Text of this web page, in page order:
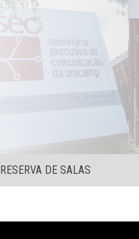
RESERVA DE SALAS